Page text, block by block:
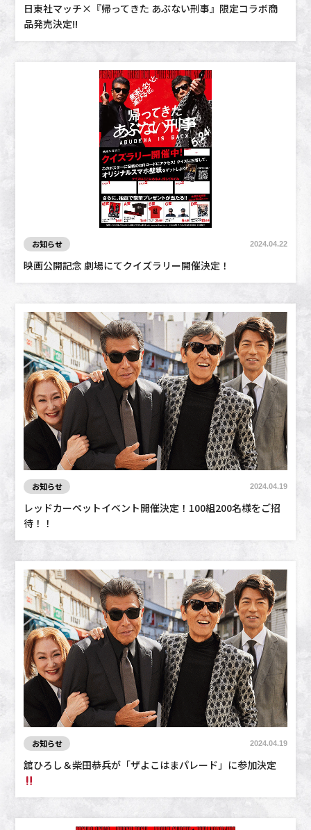
日東社マッチ×『帰ってきた あぶない刑事』限定コラボ商
品発売決定!!
お知らせ 2024.04.22
映画公開記念 劇場にてクイズラリー開催決定！
お知らせ 2024.04.19
レッドカーペットイベント開催決定！100組200名様をご招
待！！
お知らせ 2024.04.19
舘ひろし＆柴田恭兵が「ザよこはまパレード」に参加決定